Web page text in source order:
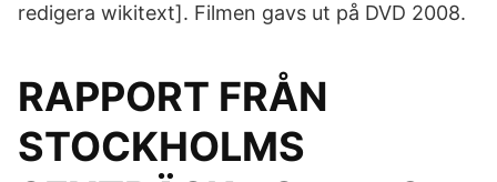
redigera wikitext]. Filmen gavs ut på DVD 2008.
RAPPORT FRÅN
STOCKHOLMS